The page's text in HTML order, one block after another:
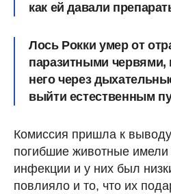
как ей давали
Лось Рокки умер от
паразитными червями,
него через
выйти естественным
Комиссия пришла к
погибшие животные
инфекции и у них был
повлияло и то, что их